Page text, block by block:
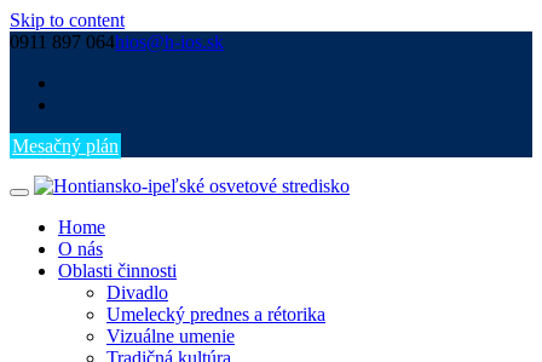
Skip to content
0911 897 064hios@h-ios.sk
Mesačný plán
Home
O nás
Oblasti činnosti
Divadlo
Umelecký prednes a rétorika
Vizuálne umenie
Tradičná kultúra